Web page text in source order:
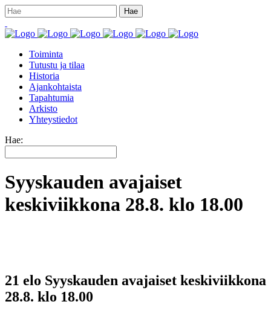
Toiminta
Tutustu ja tilaa
Historia
Ajankohtaista
Tapahtumia
Arkisto
Yhteystiedot
Hae:
Syyskauden avajaiset
keskiviikkona 28.8. klo 18.00
21 elo Syyskauden avajaiset keskiviikkona
28.8. klo 18.00